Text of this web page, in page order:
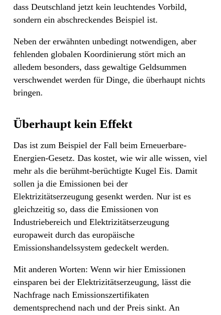
dass Deutschland jetzt kein leuchtendes Vorbild,
sondern ein abschreckendes Beispiel ist.
Neben der erwähnten unbedingt notwendigen, aber
fehlenden globalen Koordinierung stört mich an
alledem besonders, dass gewaltige Geldsummen
verschwendet werden für Dinge, die überhaupt nichts
bringen.
Überhaupt kein Effekt
Das ist zum Beispiel der Fall beim Erneuerbare-
Energien-Gesetz. Das kostet, wie wir alle wissen, viel
mehr als die berühmt-berüchtigte Kugel Eis. Damit
sollen ja die Emissionen bei der
Elektrizitätserzeugung gesenkt werden. Nur ist es
gleichzeitig so, dass die Emissionen von
Industriebereich und Elektrizitätserzeugung
europaweit durch das europäische
Emissionshandelssystem gedeckelt werden.
Mit anderen Worten: Wenn wir hier Emissionen
einsparen bei der Elektrizitätserzeugung, lässt die
Nachfrage nach Emissionszertifikaten
dementsprechend nach und der Preis sinkt. An